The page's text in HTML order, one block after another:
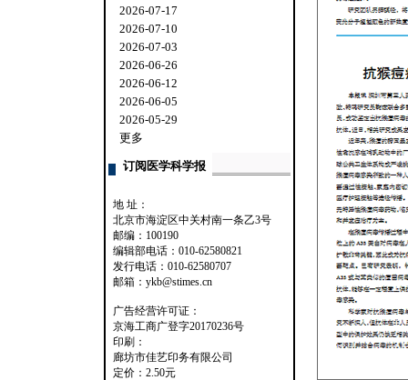
2026-07-17
2026-07-10
2026-07-03
2026-06-26
2026-06-12
2026-06-05
2026-05-29
更多
订阅医学科学报
地 址：
北京市海淀区中关村南一条乙3号
邮编：100190
编辑部电话：010-62580821
发行电话：010-62580707
邮箱：ykb@stimes.cn
广告经营许可证：
京海工商广登字20170236号
印刷：
廊坊市佳艺印务有限公司
定价：2.50元